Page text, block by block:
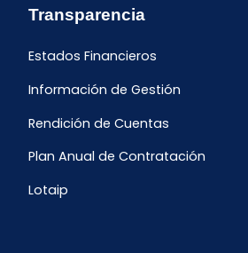
Transparencia
Estados Financieros
Información de Gestión
Rendición de Cuentas
Plan Anual de Contratación
Lotaip